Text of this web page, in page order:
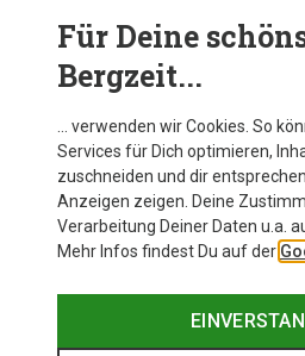
Du sparst 24%
Für Deine
Bergzeit...
… verwenden wir Cookies. So
Services für Dich optimieren,
zuschneiden und dir
Anzeigen zeigen. Deine
Verarbeitung Deiner Daten u.a.
Mehr Infos findest Du auf der